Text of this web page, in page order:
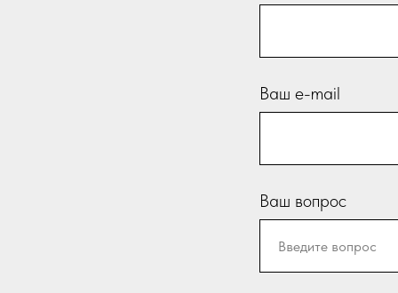
Ваш e-mail
Ваш вопрос